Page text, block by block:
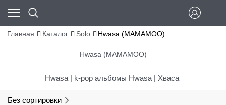
Главная Каталог Solo Hwasa (MAMAMOO)
Hwasa (MAMAMOO)
Hwasa | k-pop альбомы Hwasa | Хваса
Без сортировки